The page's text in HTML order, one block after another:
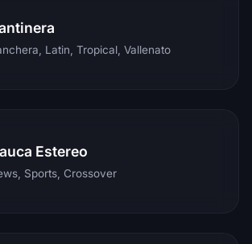
Latin, Tropical, Vallenato
Estereo
Sports, Crossover